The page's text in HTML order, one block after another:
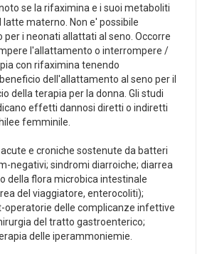
se la rifaximina e i suoi metaboliti
materno. Non e' possibile
per i neonati allattati al seno. Occorre
l'allattamento o interrompere /
con rifaximina tenendo
dell'allattamento al seno per il
della terapia per la donna. Gli studi
effetti dannosi diretti o indiretti
femminile.
e croniche sostenute da batteri
negativi; sindromi diarroiche; diarrea
della flora microbica intestinale
del viaggiatore, enterocoliti);
operatorie delle complicanze infettive
del tratto gastroenterico;
delle iperammoniemie.